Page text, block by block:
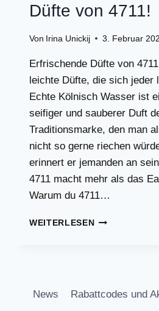
Düfte von 4711!
Von Irina Unickij 3. Februar
Erfrischende Düfte von
leichte Düfte, die sich jeder
Echte Kölnisch Wasser ist
seifiger und sauberer Duft
Traditionsmarke, den man
nicht so gerne riechen
erinnert er jemanden an
4711 macht mehr als das
Warum du 4711…
WEITERLESEN
News Rabattcodes und